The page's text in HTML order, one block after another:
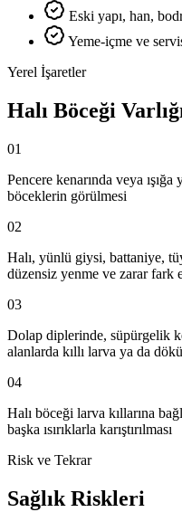
Eski yapı, han,
Yeme-içme ve
Yerel İşaretler
Halı Böceği
01
Pencere kenarında veya
böceklerin görülmesi
02
Halı, yünlü giysi, battaniye,
düzensiz yenme ve zarar fark
03
Dolap diplerinde, süpürgelik
alanlarda kıllı larva ya da
04
Halı böceği larva kıllarına
başka ısırıklarla karıştırılması
Risk ve Tekrar
Sağlık Riskleri